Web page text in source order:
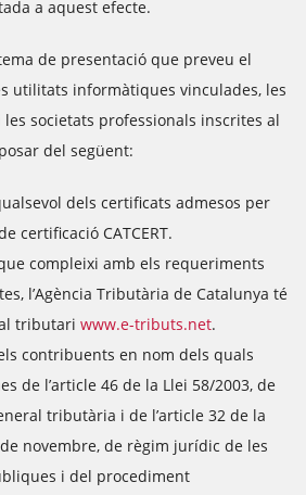
a aquest efecte.
de presentació que preveu el
utilitats informàtiques vinculades, les
les societats professionals inscrites al
del següent:
dels certificats admesos per
certificació CATCERT.
compleixi amb els requeriments
l’Agència Tributària de Catalunya té
tributari www.e-tributs.net.
contribuents en nom dels quals
de l’article 46 de la Llei 58/2003, de
tributària i de l’article 32 de la
novembre, de règim jurídic de les
i del procediment